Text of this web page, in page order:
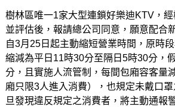
樹林區唯一1家大型連鎖好樂迪KTV，
並評估後，報請總公司同意，願意配合
自3月25日起主動縮短營業時間，原時
縮減為平日11時30分至隔日5時30分，
分，且實施人流管制，每間包廂容客量
廂只限3人進入消費），也規定未戴口
旦發現違反規定之消費者，將主動通報